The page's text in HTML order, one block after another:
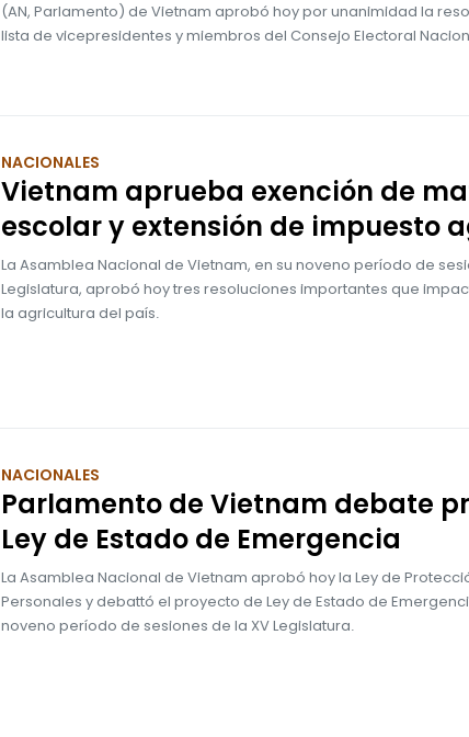
(AN, Parlamento) de Vietnam aprobó hoy por unanimidad la
lista de vicepresidentes y miembros del Consejo Electoral
NACIONALES
Vietnam aprueba exención de
escolar y extensión de impuesto
La Asamblea Nacional de Vietnam, en su noveno período de
Legislatura, aprobó hoy tres resoluciones importantes que
la agricultura del país.
NACIONALES
Parlamento de Vietnam debate
Ley de Estado de Emergencia
La Asamblea Nacional de Vietnam aprobó hoy la Ley de
Personales y debattó el proyecto de Ley de Estado de
noveno período de sesiones de la XV Legislatura.